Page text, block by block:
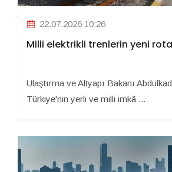
22.07.2026 10:26
Milli elektrikli trenlerin yeni
Ulaştırma ve Altyapı Bakanı
Türkiye'nin yerli ve milli imkâ ...